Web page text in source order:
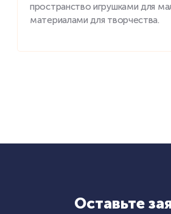
пространство игрушками для
материалами для творчества.
Оставьте